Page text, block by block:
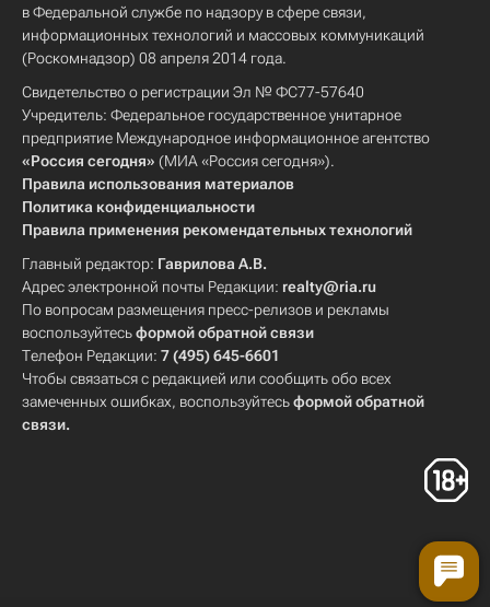
в Федеральной службе по надзору в сфере связи,
информационных технологий и массовых коммуникаций
(Роскомнадзор) 08 апреля 2014 года.
Свидетельство о регистрации Эл № ФС77-57640
Учредитель: Федеральное государственное унитарное
предприятие Международное информационное агентство
«Россия сегодня» (МИА «Россия сегодня»).
Правила использования материалов
Политика конфиденциальности
Правила применения рекомендательных технологий
Главный редактор: Гаврилова А.В.
Адрес электронной почты Редакции: realty@ria.ru
По вопросам размещения пресс-релизов и рекламы
воспользуйтесьформой обратной связи
Телефон Редакции: 7 (495) 645-6601
Чтобы связаться с редакцией или сообщить обо всех
замеченных ошибках, воспользуйтесьформой обратной
связи.